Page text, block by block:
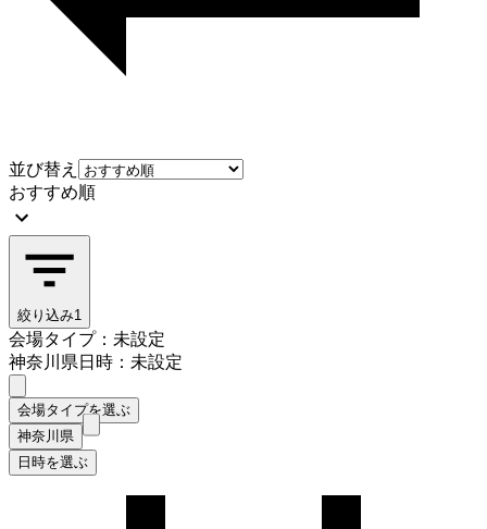
並び替え
おすすめ順
絞り込み1
会場タイプ：未設定
神奈川県日時：未設定
会場タイプを選ぶ
神奈川県
日時を選ぶ